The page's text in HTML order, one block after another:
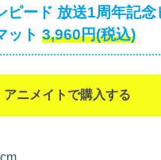
ピード 放送1周年記念
ット 3,960円(税込)
アニメイトで購入する